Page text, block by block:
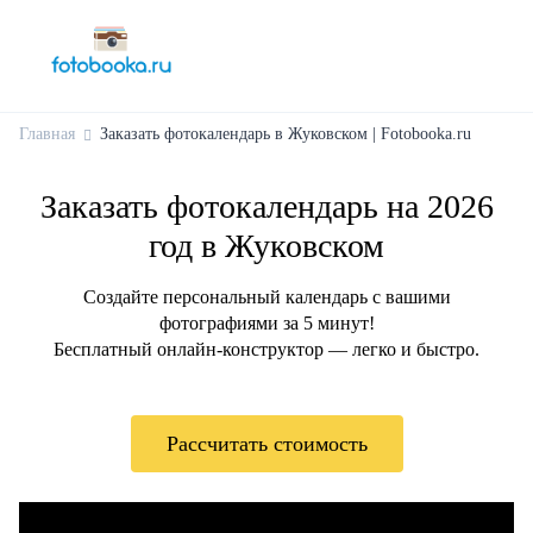
Главная Заказать фотокалендарь в Жуковском | Fotobooka.ru
Заказать фотокалендарь на 2026
год в Жуковском
Создайте персональный календарь с вашими
фотографиями за 5 минут!
Бесплатный онлайн-конструктор — легко и быстро.
Рассчитать стоимость